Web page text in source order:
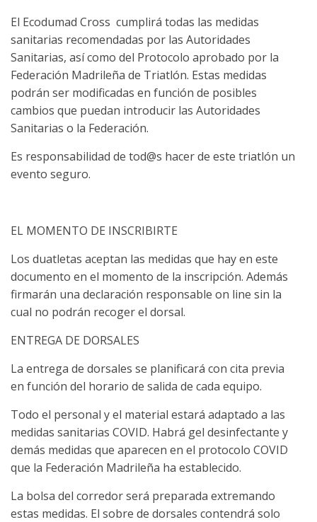
El Ecodumad Cross cumplirá todas las medidas
sanitarias recomendadas por las Autoridades
Sanitarias, así como del Protocolo aprobado por la
Federación Madrileña de Triatlón. Estas medidas
podrán ser modificadas en función de posibles
cambios que puedan introducir las Autoridades
Sanitarias o la Federación.
Es responsabilidad de tod@s hacer de este triatlón un
evento seguro.
EL MOMENTO DE INSCRIBIRTE
Los duatletas aceptan las medidas que hay en este
documento en el momento de la inscripción. Además
firmarán una declaración responsable on line sin la
cual no podrán recoger el dorsal.
ENTREGA DE DORSALES
La entrega de dorsales se planificará con cita previa
en función del horario de salida de cada equipo.
Todo el personal y el material estará adaptado a las
medidas sanitarias COVID. Habrá gel desinfectante y
demás medidas que aparecen en el protocolo COVID
que la Federación Madrileña ha establecido.
La bolsa del corredor será preparada extremando
estas medidas. El sobre de dorsales contendrá solo